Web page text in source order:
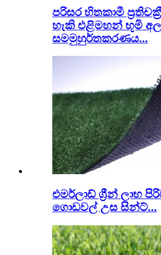
පරිසර හිතකාමී
හැකි එළිමහන් භූමි
සමමුහුර්තකරණය...
එමර්ලාඩ් ග්‍රීන් ලාභ
ගොඩවල් උස සින්ට්...